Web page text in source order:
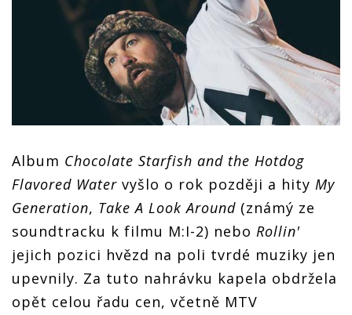
Album Chocolate Starfish and the Hotdog
Flavored Water vyšlo o rok později a hity My
Generation, Take A Look Around (známý ze
soundtracku k filmu M:I-2) nebo Rollin'
jejich pozici hvězd na poli tvrdé muziky jen
upevnily. Za tuto nahrávku kapela obdržela
opět celou řadu cen, včetně MTV